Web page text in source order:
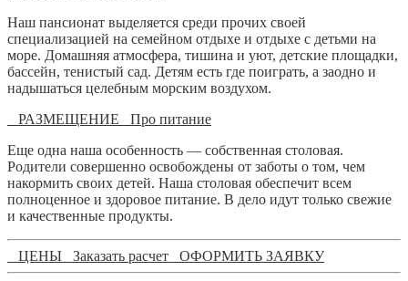
Наш пансионат выделяется среди прочих своей
специализацией на семейном отдыхе и отдыхе с детьми на
море. Домашняя атмосфера, тишина и уют, детские площадки,
бассейн, тенистый сад. Детям есть где поиграть, а заодно и
надышаться целебным морским воздухом.
РАЗМЕЩЕНИЕ Про питание
Еще одна наша особенность — собственная столовая.
Родители совершенно освобождены от заботы о том, чем
накормить своих детей. Наша столовая обеспечит всем
полноценное и здоровое питание. В дело идут только свежие
и качественные продукты.
ЦЕНЫ Заказать расчет ОФОРМИТЬ ЗАЯВКУ